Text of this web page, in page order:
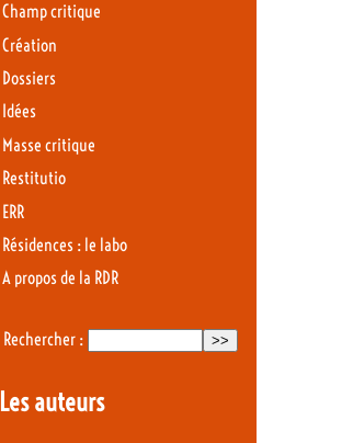
Champ critique
Création
Dossiers
Idées
Masse critique
Restitutio
ERR
Résidences : le labo
A propos de la RDR
Rechercher :
Les auteurs